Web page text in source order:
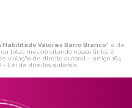
Valores Barro Branco" é de
total, mesmo citando nossos links, é
violação de direito autoral – artigo 184
- Lei de direitos autorais.